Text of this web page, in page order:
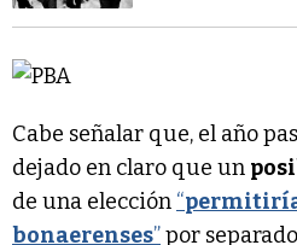
Cabe señalar que, el año
dejado en claro que un
de una elección “
bonaerenses”por